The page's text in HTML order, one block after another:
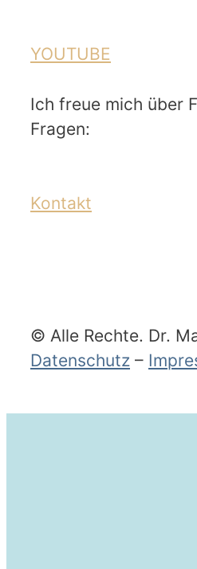
YOUTUBE
Ich freue mich über
Fragen:
Kontakt
© Alle Rechte. Dr.
Datenschutz –